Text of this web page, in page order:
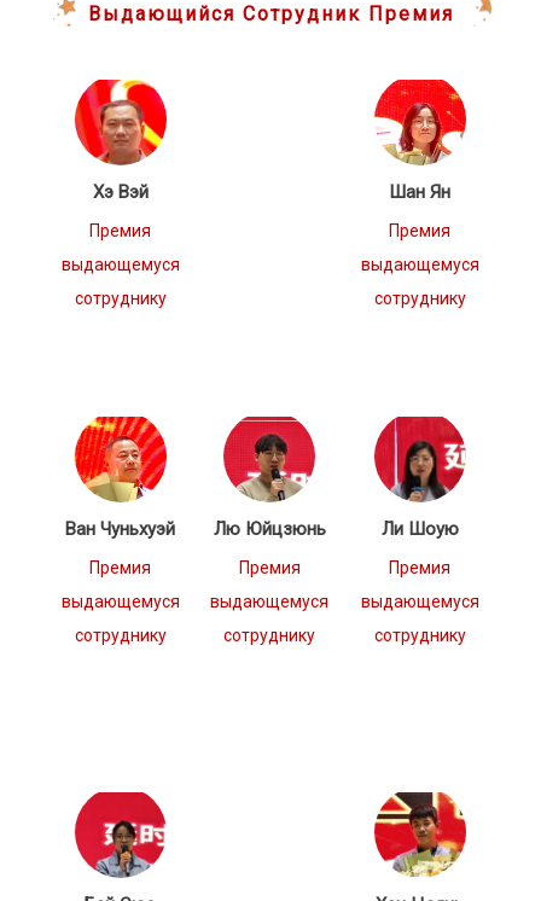
Выдающийся Сотрудник Премия
Хэ Вэй
Премия
выдающемуся
сотруднику
Шан Ян
Премия
выдающемуся
сотруднику
Ван Чуньхуэй
Премия
выдающемуся
сотруднику
Лю Юйцзюнь
Премия
выдающемуся
сотруднику
Ли Шоую
Премия
выдающемуся
сотруднику